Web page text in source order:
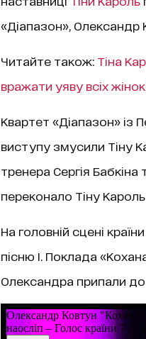
«Діапазон», Олександр
Читайте також: Тіна
вражати уяву всіх
Квартет «Діапазон» із
виступу змусили Тіну
тренера Сергія
переконало Тіну
На головній сцені
пісню І. Поклада
Олександра припали до